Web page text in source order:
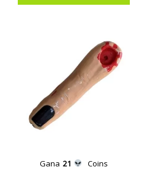
Gana 21 Coins